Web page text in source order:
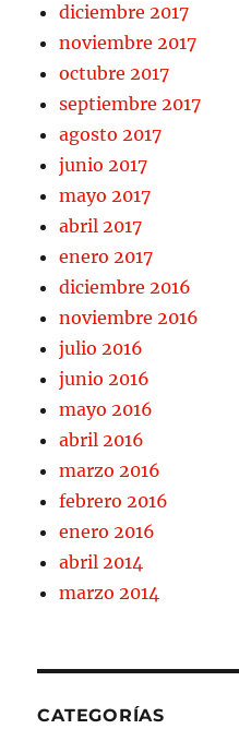
diciembre 2017
noviembre 2017
octubre 2017
septiembre 2017
agosto 2017
junio 2017
mayo 2017
abril 2017
enero 2017
diciembre 2016
noviembre 2016
julio 2016
junio 2016
mayo 2016
abril 2016
marzo 2016
febrero 2016
enero 2016
abril 2014
marzo 2014
CATEGORÍAS